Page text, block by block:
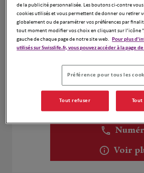
Fermé aujourd'hui
Voir
Voir
de la publicité personnalisée. Les boutons ci-contre
cookies utilisés et vous permettent de donner ou retirer
globalement ou de paramétrer vos préférences par
tout moment modifier vos choix en cliquant sur l’icône
gauche de chaque page de notre site web. Pour plus
utilisés sur Swisslife.fr, vous pouvez accéder à la page
Préférence pour tous les
Tout refuser